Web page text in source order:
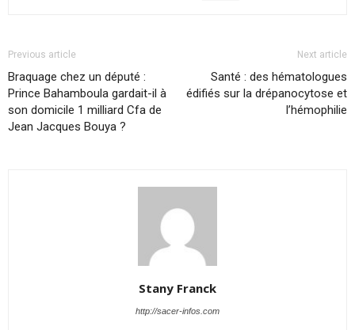
Previous article
Braquage chez un député :
Prince Bahamboula gardait-il à
son domicile 1 milliard Cfa de
Jean Jacques Bouya ?
Next article
Santé : des hématologues
édifiés sur la drépanocytose et
l’hémophilie
Stany Franck
http://sacer-infos.com